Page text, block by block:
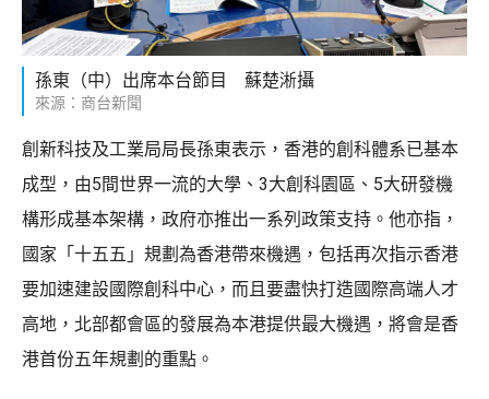
孫東（中）出席本台節目 蘇楚淅攝
來源：商台新聞
創新科技及工業局局長孫東表示，香港的創科體系已基本
成型，由5間世界一流的大學、3大創科園區、5大研發機
構形成基本架構，政府亦推出一系列政策支持。他亦指，
國家「十五五」規劃為香港帶來機遇，包括再次指示香港
要加速建設國際創科中心，而且要盡快打造國際高端人才
高地，北部都會區的發展為本港提供最大機遇，將會是香
港首份五年規劃的重點。